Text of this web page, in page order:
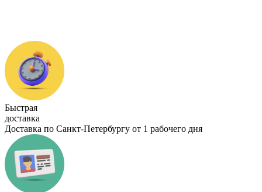
Быстрая
доставка
Доставка по Санкт-Петербургу от 1 рабочего дня